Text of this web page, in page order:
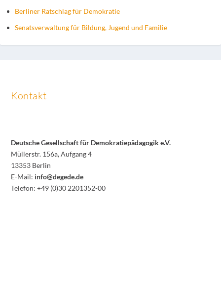
Berliner Ratschlag für Demokratie
Senatsverwaltung für Bildung, Jugend und Familie
Kontakt
Deutsche Gesellschaft für Demokratiepädagogik e.V.
Müllerstr. 156a, Aufgang 4
13353 Berlin
E-Mail: info@degede.de
Telefon: +49 (0)30 2201352-00